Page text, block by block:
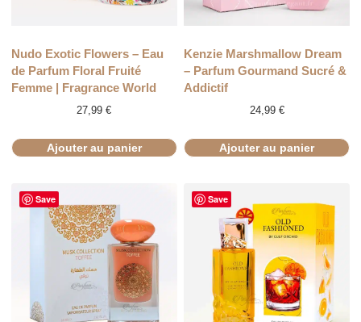
Nudo Exotic Flowers – Eau
de Parfum Floral Fruité
Femme | Fragrance World
27,99€
Ajouter au panier
Kenzie Marshmallow Dream
– Parfum Gourmand Sucré &
Addictif
24,99 €
Ajouter au panier
Save Save